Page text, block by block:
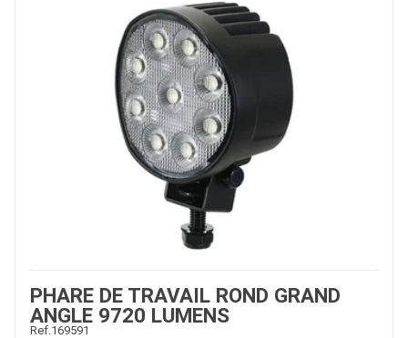
PHARE DE TRAVAIL ROND GRAND
ANGLE 9720 LUMENS
Ref. 169591